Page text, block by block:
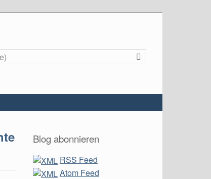
Blog abonnieren
RSS Feed
Atom Feed